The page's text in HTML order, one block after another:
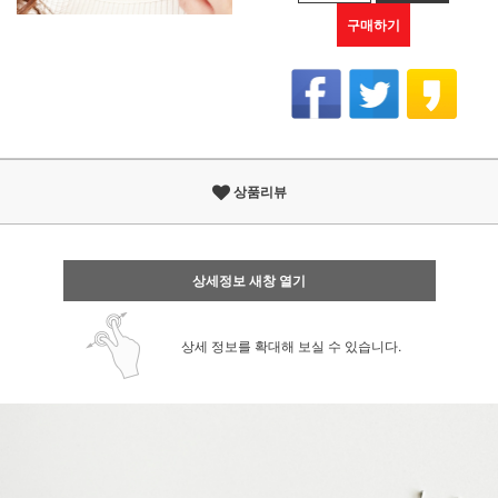
구매하기
상품리뷰
상세정보 새창 열기
상세 정보를 확대해 보실 수 있습니다.